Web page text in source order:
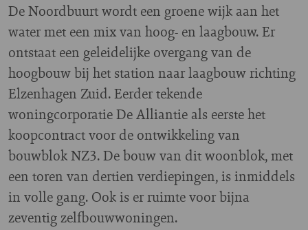
De Noordbuurt wordt een groene wijk aan het
water met een mix van hoog- en laagbouw. Er
ontstaat een geleidelijke overgang van de
hoogbouw bij het station naar laagbouw richting
Elzenhagen Zuid. Eerder tekende
woningcorporatie De Alliantie als eerste het
koopcontract voor de ontwikkeling van
bouwblok NZ3. De bouw van dit woonblok, met
een toren van dertien verdiepingen, is inmiddels
in volle gang. Ook is er ruimte voor bijna
zeventig zelfbouwwoningen.